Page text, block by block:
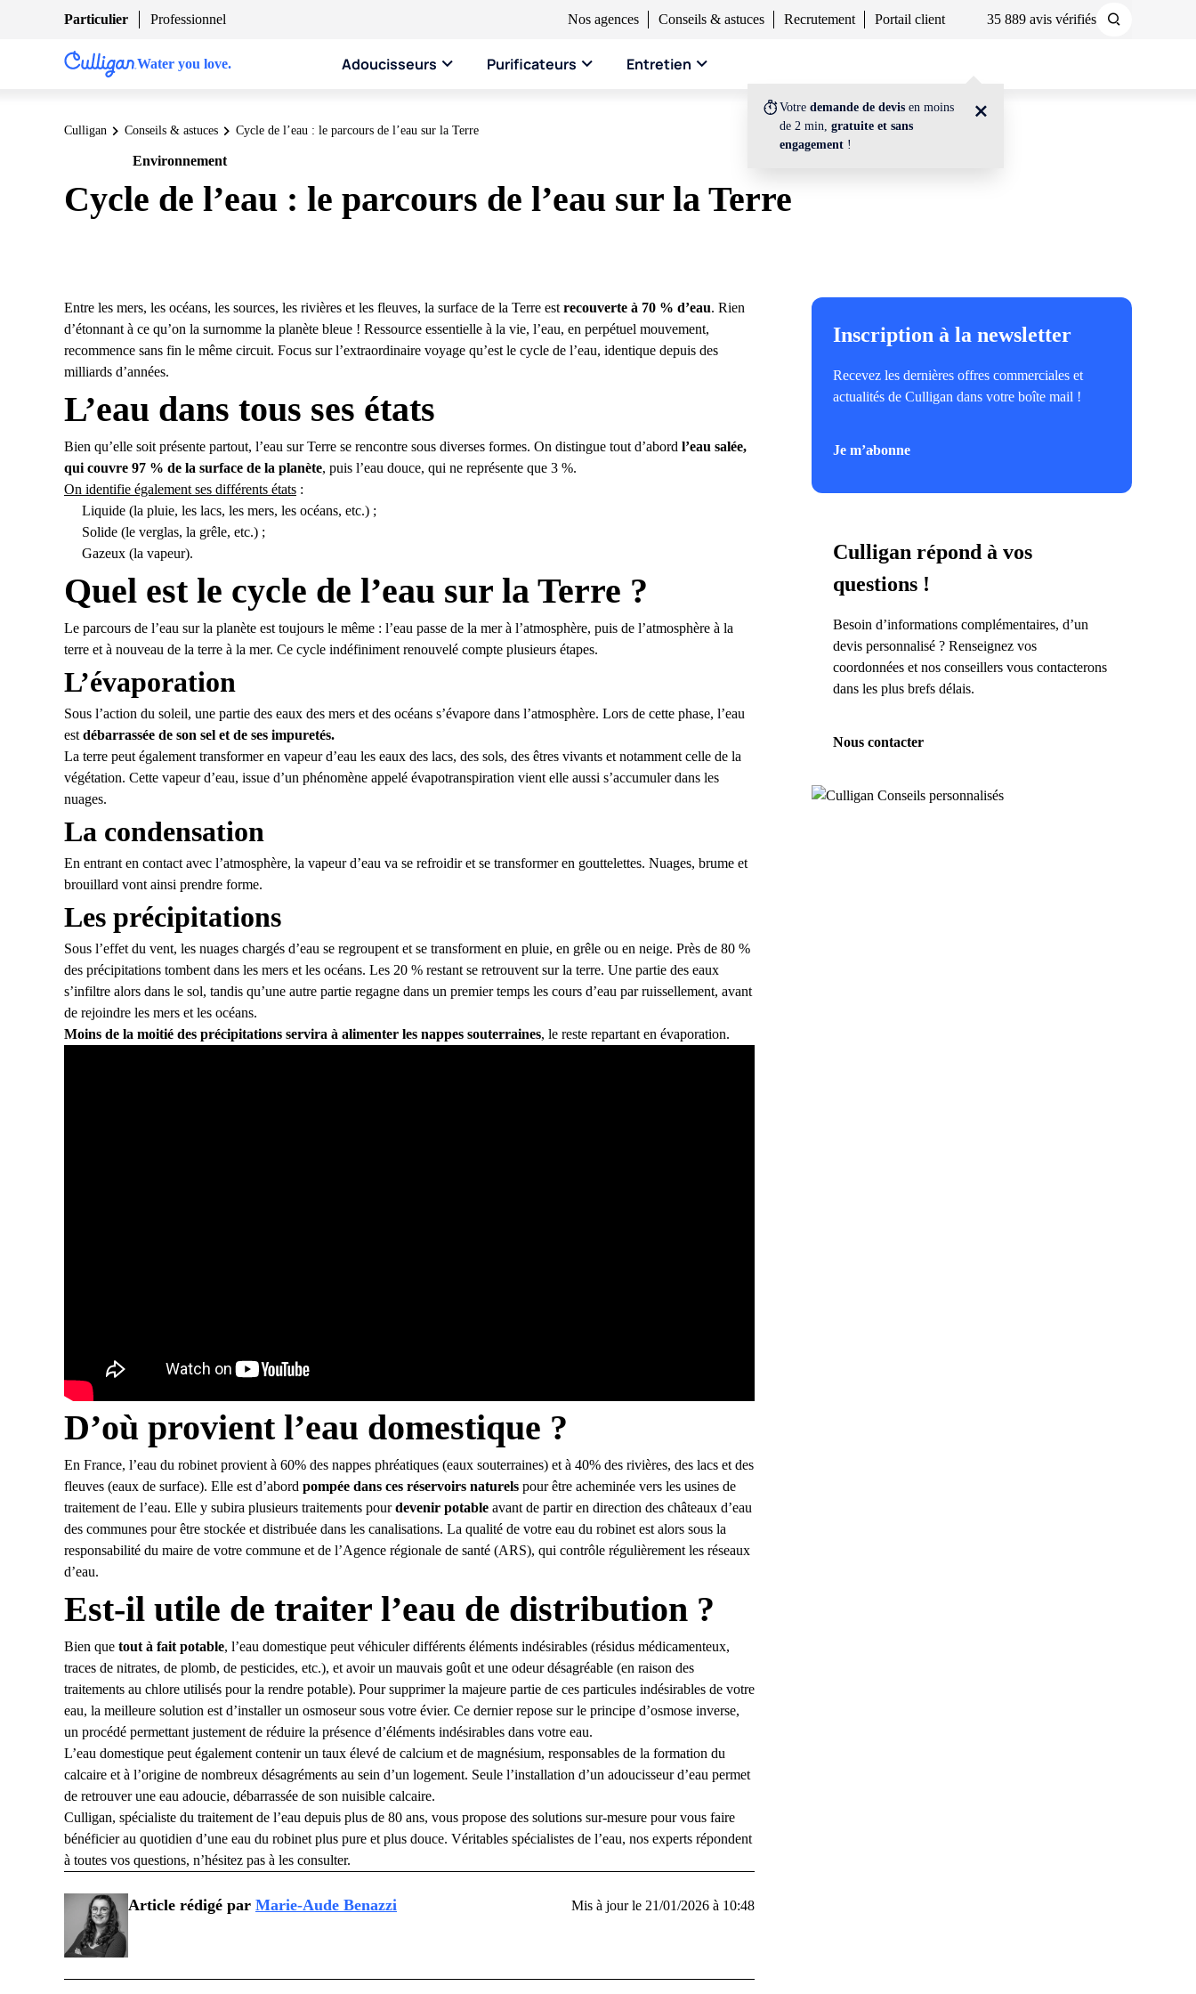
Particulier Professionnel Nos agences Conseils & astuces Recrutement Portail client 35 889 avis vérifiés
Water you love. Adoucisseurs Purificateurs Entretien
Votre demande de devis en moins
de 2 min, gratuite et sans
engagement !
Culligan Conseils & astuces Cycle de l’eau : le parcours de l’eau sur la Terre
Environnement
Cycle de l’eau : le parcours de l’eau sur la Terre
Entre les mers, les océans, les sources, les rivières et les fleuves, la surface de la Terre est recouverte à 70 % d’eau. Rien
d’étonnant à ce qu’on la surnomme la planète bleue ! Ressource essentielle à la vie, l’eau, en perpétuel mouvement,
recommence sans fin le même circuit. Focus sur l’extraordinaire voyage qu’est le cycle de l’eau, identique depuis des
milliards d’années.
L’eau dans tous ses états
Bien qu’elle soit présente partout, l’eau sur Terre se rencontre sous diverses formes. On distingue tout d’abord l’eau salée,
qui couvre 97 % de la surface de la planète, puis l’eau douce, qui ne représente que 3 %.
On identifie également ses différents états :
Liquide (la pluie, les lacs, les mers, les océans, etc.) ;
Solide (le verglas, la grêle, etc.) ;
Gazeux (la vapeur).
Quel est le cycle de l’eau sur la Terre ?
Le parcours de l’eau sur la planète est toujours le même : l’eau passe de la mer à l’atmosphère, puis de l’atmosphère à la
terre et à nouveau de la terre à la mer. Ce cycle indéfiniment renouvelé compte plusieurs étapes.
L’évaporation
Sous l’action du soleil, une partie des eaux des mers et des océans s’évapore dans l’atmosphère. Lors de cette phase, l’eau
est débarrassée de son sel et de ses impuretés.
La terre peut également transformer en vapeur d’eau les eaux des lacs, des sols, des êtres vivants et notamment celle de la
végétation. Cette vapeur d’eau, issue d’un phénomène appelé évapotranspiration vient elle aussi s’accumuler dans les
nuages.
La condensation
En entrant en contact avec l’atmosphère, la vapeur d’eau va se refroidir et se transformer en gouttelettes. Nuages, brume et
brouillard vont ainsi prendre forme.
Les précipitations
Sous l’effet du vent, les nuages chargés d’eau se regroupent et se transforment en pluie, en grêle ou en neige. Près de 80 %
des précipitations tombent dans les mers et les océans. Les 20 % restant se retrouvent sur la terre. Une partie des eaux
s’infiltre alors dans le sol, tandis qu’une autre partie regagne dans un premier temps les cours d’eau par ruissellement, avant
de rejoindre les mers et les océans.
Moins de la moitié des précipitations servira à alimenter les nappes souterraines, le reste repartant en évaporation.
D’où provient l’eau domestique ?
En France, l’eau du robinet provient à 60% des nappes phréatiques (eaux souterraines) et à 40% des rivières, des lacs et des
fleuves (eaux de surface). Elle est d’abord pompée dans ces réservoirs naturels pour être acheminée vers les usines de
traitement de l’eau. Elle y subira plusieurs traitements pourdevenir potable avant de partir en direction des châteaux d’eau
des communes pour être stockée et distribuée dans les canalisations. La qualité de votre eau du robinet est alors sous la
responsabilité du maire de votre commune et de l’Agence régionale de santé (ARS), qui contrôle régulièrement les réseaux
d’eau.
Est-il utile de traiter l’eau de distribution ?
Bien que tout à fait potable, l’eau domestique peut véhiculer différents éléments indésirables (résidus médicamenteux,
traces de nitrates, de plomb, de pesticides, etc.), et avoir un mauvais goût et une odeur désagréable (en raison des
traitements au chlore utilisés pour la rendre potable). Pour supprimer la majeure partie de ces particules indésirables de votre
eau, la meilleure solution est d’installer un osmoseur sous votre évier. Ce dernier repose sur le principe d’osmose inverse,
un procédé permettant justement de réduire la présence d’éléments indésirables dans votre eau.
L’eau domestique peut également contenir un taux élevé de calcium et de magnésium, responsables de la formation du
calcaire et à l’origine de nombreux désagréments au sein d’un logement. Seule l’installation d’un adoucisseur d’eau permet
de retrouver une eau adoucie, débarrassée de son nuisible calcaire.
Culligan, spécialiste du traitement de l’eau depuis plus de 80 ans, vous propose des solutions sur-mesure pour vous faire
bénéficier au quotidien d’une eau du robinet plus pure et plus douce. Véritables spécialistes de l’eau, nos experts répondent
à toutes vos questions, n’hésitez pas à les consulter.
Article rédigé par Marie-Aude Benazzi Mis à jour le 21/01/2026 à 10:48
Inscription à la newsletter
Recevez les dernières offres commerciales et
actualités de Culligan dans votre boîte mail !
Je m’abonne
Culligan répond à vos
questions !
Besoin d’informations complémentaires, d’un
devis personnalisé ? Renseignez vos
coordonnées et nos conseillers vous contacterons
dans les plus brefs délais.
Nous contacter